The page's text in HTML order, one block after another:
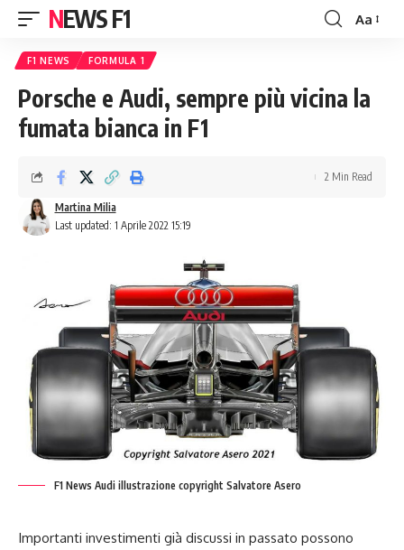
NEWS F1
Font
Aa
F1 NEWS FORMULA 1
Porsche e Audi, sempre più vicina la
fumata bianca in F1
Last updated: 1 Aprile 2022 15:19
Martina Milia
2 Min Read
F1 News Audi illustrazione copyright Salvatore Asero
Importanti investimenti già discussi in passato possono